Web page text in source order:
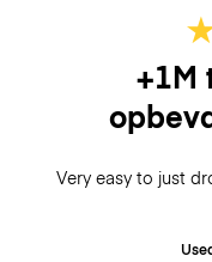
+1M
Very easy to just